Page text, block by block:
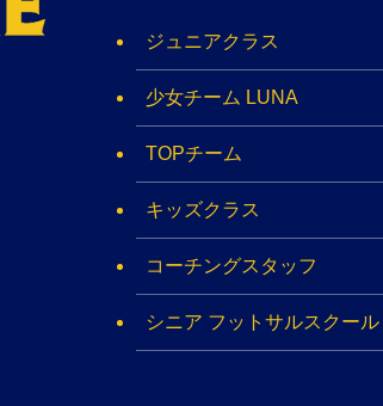
ジュニアクラス
少女チーム LUNA
TOPチーム
キッズクラス
コーチングスタッフ
シニア フットサルスクール